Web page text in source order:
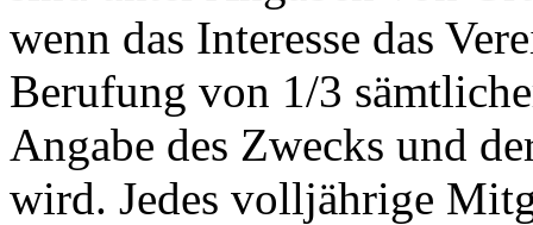
wenn das Interesse das
Berufung von 1/3
Angabe des Zwecks und
wird. Jedes volljährige